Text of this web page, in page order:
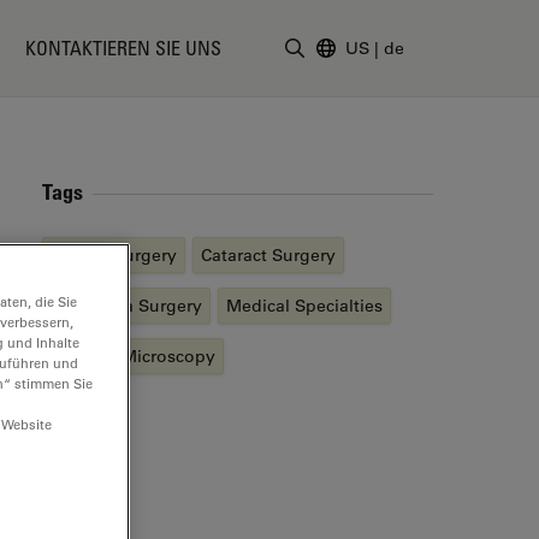
KONTAKTIEREN SIE UNS US | de
Tags
Cornea Surgery Cataract Surgery
Glaucoma Surgery Medical Specialties
Surgical Microscopy
die Sie
und Inhalte
und
stimmen Sie